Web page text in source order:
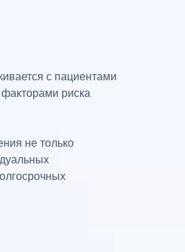
с пациентами
риска
не только